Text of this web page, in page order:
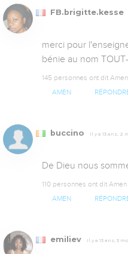
FB.brigitte.kesse
merci pour
bénie au nom
145 personnes ont dit Amen
AMEN
buccino Il y a 13 ans, 2
De Dieu nous
110 personnes ont dit Amen
AMEN
emiliev Il y a 13 ans, 3